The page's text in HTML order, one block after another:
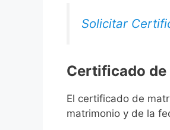
Solicitar
Certificado
El certificado de
matrimonio y de la